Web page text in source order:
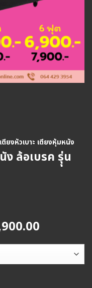
ตียงหัวเบาะ เตียงหุ้มหนัง
ง ล้อเบรค รุุ่น
฿
through
รุุ่น TEXAS ชิ้น